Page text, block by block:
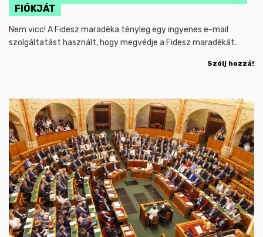
FIÓKJÁT
Nem vicc! A Fidesz maradéka tényleg egy ingyenes e-mail
szolgáltatást használt, hogy megvédje a Fidesz maradékát.
Szólj hozzá!